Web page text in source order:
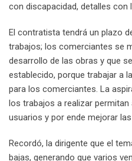
con discapacidad, detalles con
El contratista tendrá un plazo
trabajos; los comerciantes se
desarrollo de las obras y que
establecido, porque trabajar a
para los comerciantes. La
los trabajos a realizar
usuarios y por ende mejorar
Recordó, la dirigente que el
bajas, generando que varios